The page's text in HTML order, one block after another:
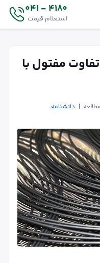
4180 - 041
استعلام قیمت
مفتول با
دانشنامه